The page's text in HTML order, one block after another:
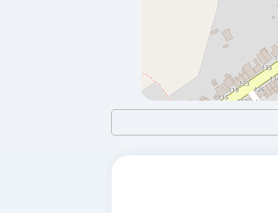
ESSO WANCOURT
Autoroute Du Nord
FEUILLÈRES,
80300
AUCHAN SUPERMARCHE
18 Rue Auguste Gindre